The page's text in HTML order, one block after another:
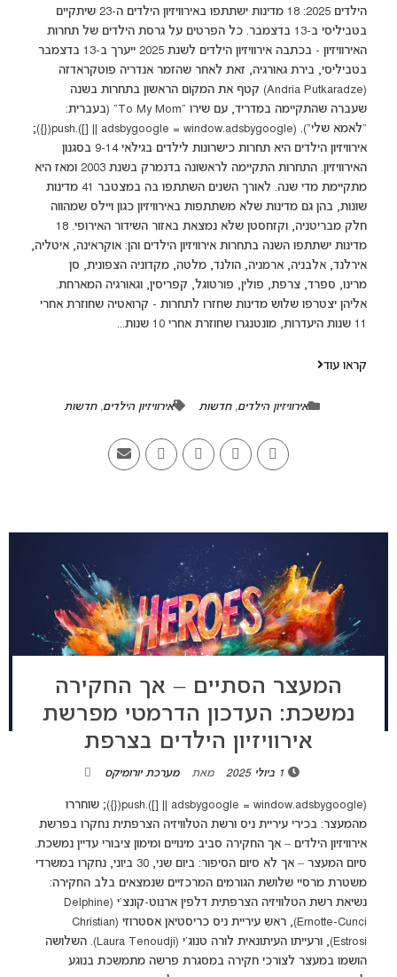
הילדים 2025: 18 מדינות ישתתפו באירוויזיון הילדים ה-23 שיתקיים
בטביליסי ב-13 בדצמבר. כל הפרטים על גרסת הילדים של תחרות
האירוויזיון - בכתבה אירוויזיון הילדים לשנת 2025 ייערך ב-13 בדצמבר
בטביליסי, בירת גאורגיה, זאת לאחר שהזמר אנדריה פוטקראדזה
(Andria Putkaradze) קטף את המקום הראשון בתחרות בשנה
שעברה שהתקיימה במדריד, עם שירו "To My Mom" (בעברית:
"לאמא שלי"). (adsbygoogle = window.adsbygoogle || []).push({});
אירוויזיון הילדים היא תחרות כישרונות לילדים בגילאי 9-14 בסגנון
האירוויזיון. התחרות התקיימה לראשונה בדנמרק בשנת 2003 ומאז היא
מתקיימת מדי שנה. לאורך השנים השתתפו בה במצטבר 41 מדינות
שונות, בהן גם מדינות שלא משתתפות באירוויזיון כגון ויילס שמהווה
חלק מבריטניה, וקזחסטן שלא נמצאת באזור השידור האירופי. 18
מדינות ישתתפו השנה בתחרות אירוויזיון הילדים והן: אוקראינה, איטליה,
אירלנד, אלבניה, ארמניה, הולנד, מלטה, מקדוניה הצפונית, סן
מרינו, ספרד, צרפת, פולין, פורטוגל, קפריסין, וגאורגיה המארחת.
אליהן יצטרפו שלוש מדינות שחזרו לתחרות - קרואטיה שחוזרת אחרי
11 שנות היעדרות, מונטנגרו שחוזרת אחרי 10 שנות...
קראו עוד
אירוויזיון הילדים,חדשות אירוויזיון הילדים,חדשות
המעצר הסתיים – אך החקירה
נמשכת: העדכון הדרמטי מפרשת
אירוויזיון הילדים בצרפת
מאת מערכת יורומיקס
(adsbygoogle = window.adsbygoogle || []).push({}); שוחררו
מהמעצר: בכירי עיריית ניס ורשת הטלוויזיה הצרפתית נחקרו בפרשת
אירוויזיון הילדים – אך החקירה סביב מינויים ומימון ציבורי עדיין נמשכת.
סיום המעצר – אך לא סיום הסיפור: ביום שני, 30 ביוני, נחקרו במשרדי
משטרת מרסיי שלושת הגורמים המרכזיים שנמצאים בלב החקירה:
נשיאת רשת הטלוויזיה הצרפתית דלפין ארנוט-קונצ'י (Delphine
Ernotte-Cunci), ראש עיריית ניס כריסטיאן אסטרוזי (Christian
Estrosi), ורעייתו העיתונאית לורה טנוג'י (Laura Tenoudji). השלושה
הושמו במעצר לצורכי חקירה במסגרת פרשה מתמשכת בנוגע